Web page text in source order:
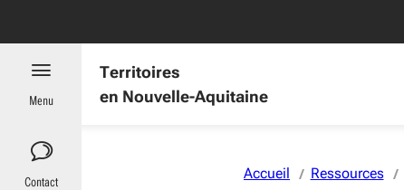
Territoires
en Nouvelle-Aquitaine
Menu
Contact Accueil Ressources